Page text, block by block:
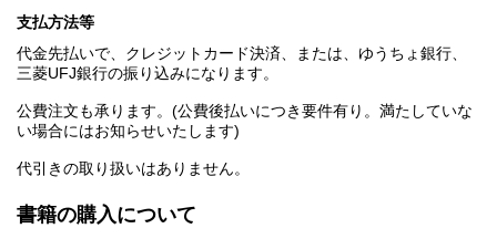
支払方法等
代金先払いで、クレジットカード決済、または、ゆうちょ銀行、
三菱UFJ銀行の振り込みになります。
公費注文も承ります。(公費後払いにつき要件有り。満たしていな
い場合にはお知らせいたします)
代引きの取り扱いはありません。
書籍の購入について